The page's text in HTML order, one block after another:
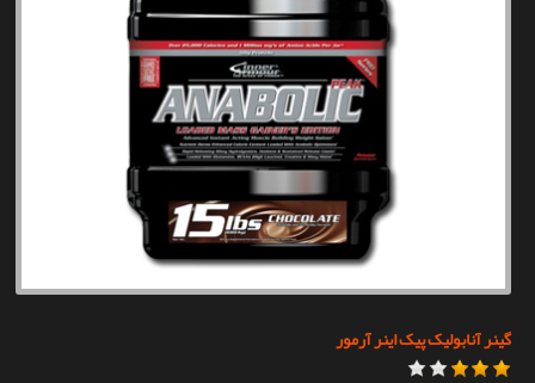
گینر آنابولیک پیک اینر آرمور